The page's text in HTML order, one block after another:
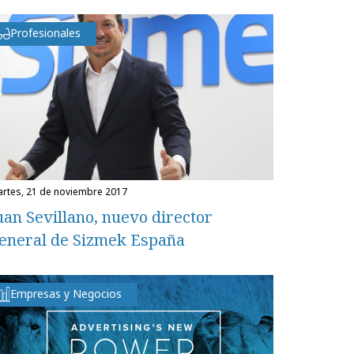
Profesionales
21 de noviembre 2017
Sevillano, nuevo director
de Sizmek España
Empresas y Negocios